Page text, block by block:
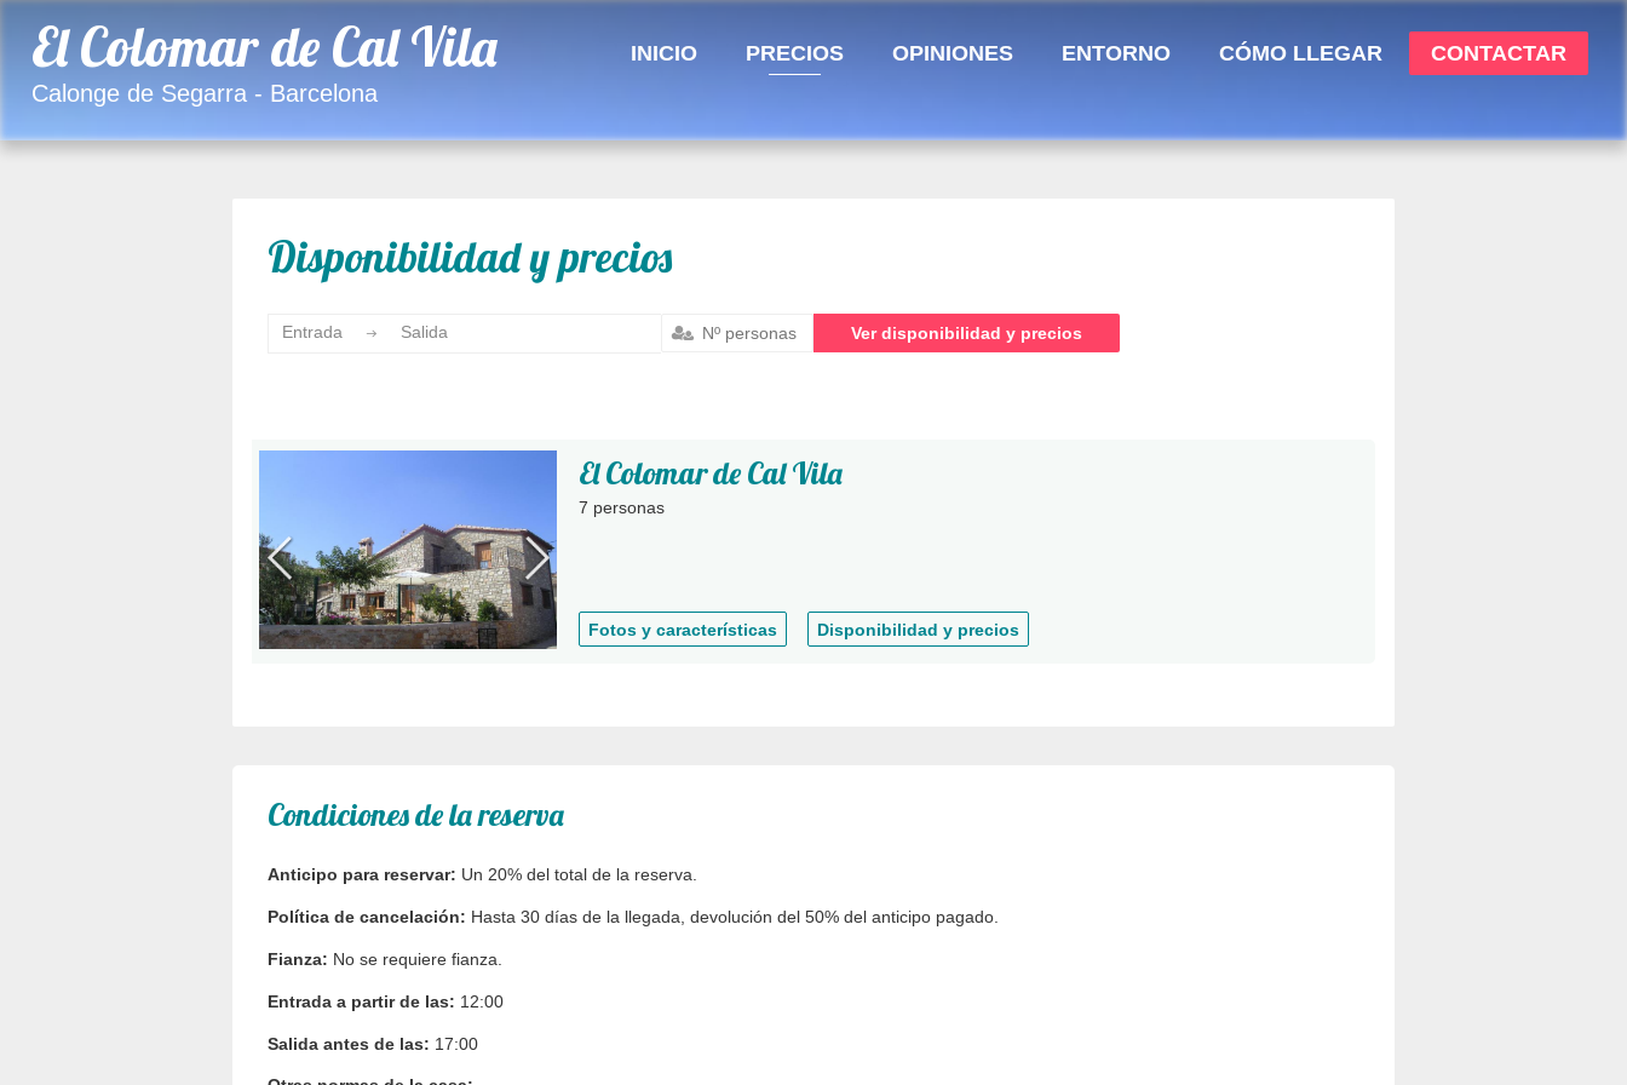
El Colomar de Cal Vila
Calonge de Segarra - Barcelona
INICIO PRECIOS OPINIONES ENTORNO CÓMO LLEGAR CONTACTAR
Disponibilidad y precios
Entrada Salida
El Colomar de Cal Vila
7 personas
Fotos y características Disponibilidad y precios
Condiciones de la reserva
Anticipo para reservar: Un 20% del total de la reserva.
Política de cancelación: Hasta 30 días de la llegada, devolución del 50% del anticipo pagado.
Fianza: No se requiere fianza.
Entrada a partir de las: 12:00
Salida antes de las: 17:00